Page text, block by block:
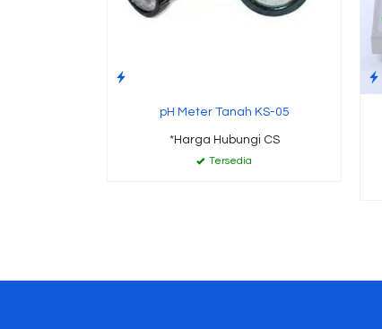
pH Meter Tanah KS-05
*Harga Hubungi CS
Tersedia